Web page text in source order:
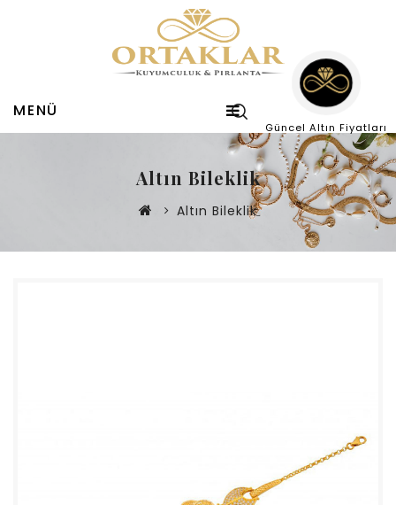
Güncel Altın Fiyatları
MENÜ
Altın Bileklik
Altın Bileklik